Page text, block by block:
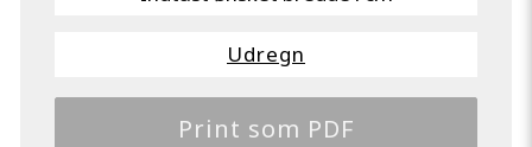
Udregn
Print som PDF